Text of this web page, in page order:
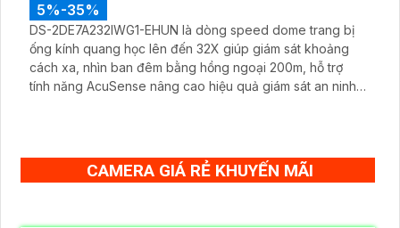
5%-35%
DS-2DE7A232IWG1-EHUN là dòng speed dome trang bị
ống kính quang học lên đến 32X giúp giám sát khoảng
cách xa, nhìn ban đêm bằng hồng ngoại 200m, hỗ trợ
tính năng AcuSense nâng cao hiệu quả giám sát an ninh,
CAMERA GIÁ RẺ KHUYẾN MÃI